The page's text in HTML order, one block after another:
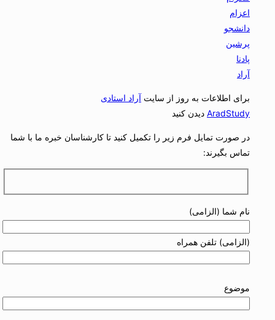
برای اطلاعات به روز از سایتآراد استادی
AradStudyدیدن کنید
در صورت تمایل فرم زیر را تکمیل کنید تا کارشناسان خبره ما با شما
تماس بگیرند:
نام شما (الزامی)
(الزامی) تلفن همراه
موضوع